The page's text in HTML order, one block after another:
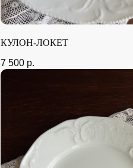
КУЛОН-ЛОКЕТ
7 500 р.